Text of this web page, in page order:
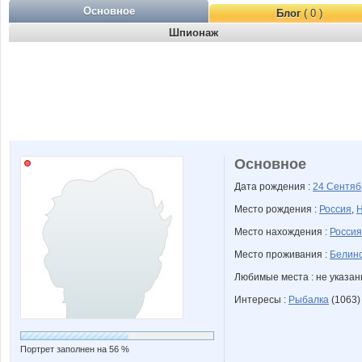
Основное Блог( 0 )
Шпионаж
Портрет заполнен на 56 %
Основное
Дата рождения : 24
Место рождения : Россия,
Место нахождения : Россия
Место проживания :
Любимые места : не
Интересы : Рыбалка